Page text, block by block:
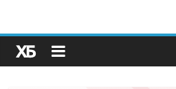
Секрет супергидратации:
пребиотиками
здорового питания